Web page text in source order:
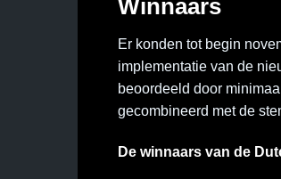
Winnaars
Er konden tot begin
implementatie van de
beoordeeld door
gecombineerd met de
De winnaars van de